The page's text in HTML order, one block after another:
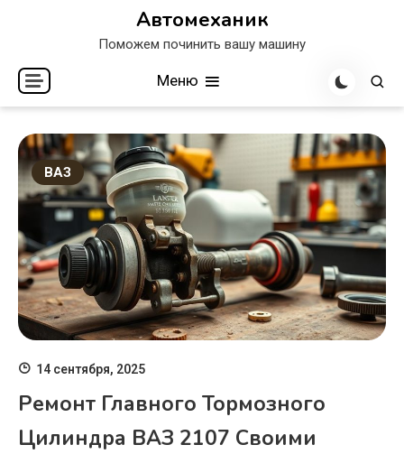
Автомеханик
Поможем починить вашу машину
Меню
ВАЗ
14 сентября, 2025
Ремонт Главного Тормозного
Цилиндра ВАЗ 2107 Своими